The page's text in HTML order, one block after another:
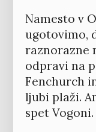
Namesto v
ugotovimo,
raznorazne
odpravi na
Fenchurch
ljubi plaži.
spet Vogoni.